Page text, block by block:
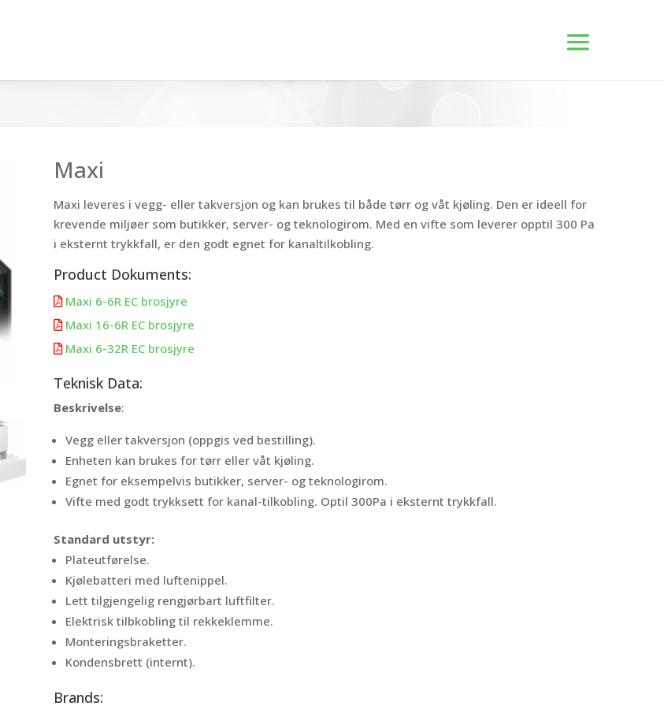
Maxi
Maxi leveres i vegg- eller takversjon og kan brukes til både tørr og våt kjøling. Den er ideell for
krevende miljøer som butikker, server- og teknologirom. Med en vifte som leverer opptil 300 Pa
i eksternt trykkfall, er den godt egnet for kanaltilkobling.
Product Dokuments:
 Maxi 6-6R EC brosjyre
 Maxi 16-6R EC brosjyre
 Maxi 6-32R EC brosjyre
Teknisk Data:
Beskrivelse:
Vegg eller takversjon (oppgis ved bestilling).
Enheten kan brukes for tørr eller våt kjøling.
Egnet for eksempelvis butikker, server- og teknologirom.
Vifte med godt trykksett for kanal-tilkobling. Optil 300Pa i eksternt trykkfall.
Standard utstyr:
Plateutførelse.
Kjølebatteri med luftenippel.
Lett tilgjengelig rengjørbart luftfilter.
Elektrisk tilbkobling til rekkeklemme.
Monteringsbraketter.
Kondensbrett (internt).
Brands: